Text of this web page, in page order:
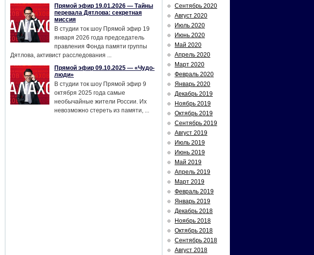
Прямой эфир 19.01.2026 — Тайны
перевала Дятлова: секретная
миссия
В студии ток шоу Прямой эфир 19
января 2026 года председатель
правления Фонда памяти группы
Дятлова, активист расследования ...
Прямой эфир 09.10.2025 — «Чудо-
люди»
В студии ток шоу Прямой эфир 9
октября 2025 года самые
необычайные жители России. Их
невозможно стереть из памяти, ...
Сентябрь 2020
Август 2020
Июль 2020
Июнь 2020
Май 2020
Апрель 2020
Март 2020
Февраль 2020
Январь 2020
Декабрь 2019
Ноябрь 2019
Октябрь 2019
Сентябрь 2019
Август 2019
Июль 2019
Июнь 2019
Май 2019
Апрель 2019
Март 2019
Февраль 2019
Январь 2019
Декабрь 2018
Ноябрь 2018
Октябрь 2018
Сентябрь 2018
Август 2018